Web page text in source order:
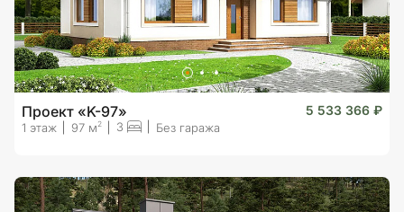
Проект «K-97» 5 533 366 ₽
1 этаж 97 м2 3 Без гаража